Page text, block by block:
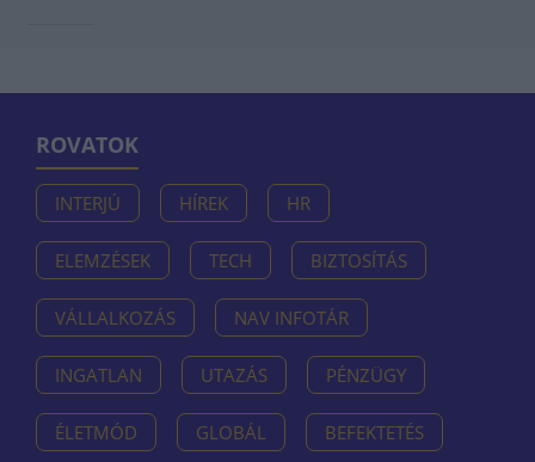
ROVATOK
INTERJÚ HÍREK HR
ELEMZÉSEK TECH BIZTOSÍTÁS
VÁLLALKOZÁS NAV INFOTÁR
INGATLAN UTAZÁS PÉNZÜGY
ÉLETMÓD GLOBÁL BEFEKTETÉS